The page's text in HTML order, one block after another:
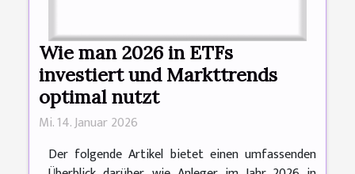
Wie man 2026 in ETFs
investiert und Markttrends
optimal nutzt
Mi. 14. Januar 2026
Der folgende Artikel bietet einen umfassenden